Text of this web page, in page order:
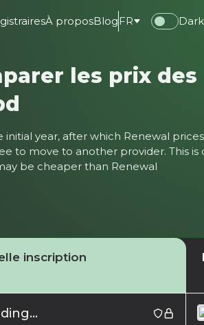
À proposBlog FR Dark
les prix des
year, after which Renewal prices
to move to another provider. This is
be cheaper than Renewal
inscription